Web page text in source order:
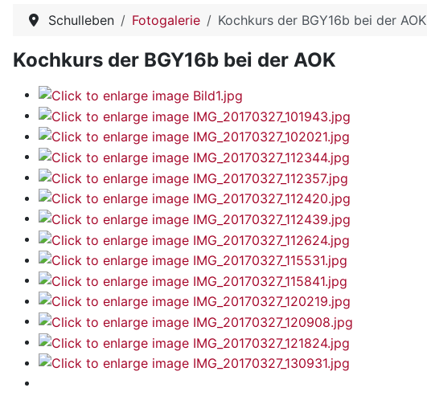
Schulleben Fotogalerie Kochkurs der BGY16b bei der AOK
Kochkurs der BGY16b bei der AOK